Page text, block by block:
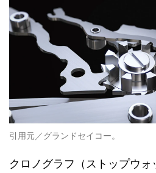
引用元／グランドセイコー。
クロノグラフ（ストップウォ